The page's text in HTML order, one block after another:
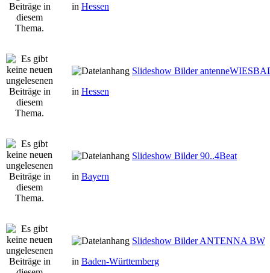
in Hessen
Slideshow Bilder
in Hessen
Slideshow Bilder 90..4Beat
in Bayern
Slideshow Bilder ANTENNA BW
in Baden-Württemberg